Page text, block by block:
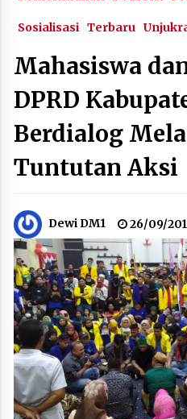
Sosialisasi Terbaru
Mahasiswa
DPRD
Berdialog
Tuntutan Aksi
Dewi DM1 26/09/